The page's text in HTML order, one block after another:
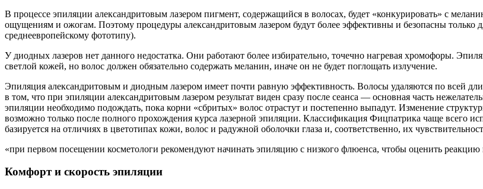
В процессе эпиляции александритовым лазером пигмент, содержащийся в волосах, будет «конкурировать» с
ощущениям и ожогам. Поэтому процедуры александритовым лазером будут более эффективны и безопасны только
среднеевропейскому фототипу).
У диодных лазеров нет данного недостатка. Они работают более избирательно, точечно нагревая хромофоры.
светлой кожей, но волос должен обязательно содержать меланин, иначе он не будет поглощать излучение.
Эпиляция александритовым и диодным лазером имеет почти равную эффективность. Волосы удаляются по всей
в том, что при эпиляции александритовым лазером результат виден сразу после сеанса — основная часть
эпиляции необходимо подождать, пока корни «сбритых» волос отрастут и постепенно выпадут. Изменение
возможно только после полного прохождения курса лазерной эпиляции. Классификация Фицпатрика чаще всего
базируется на отличиях в цветотипах кожи, волос и радужной оболочки глаза и, соответственно, их
при первом посещении косметологи рекомендуют начинать эпиляцию с низкого флюенса, чтобы оценить реакцию
Комфорт и скорость эпиляции